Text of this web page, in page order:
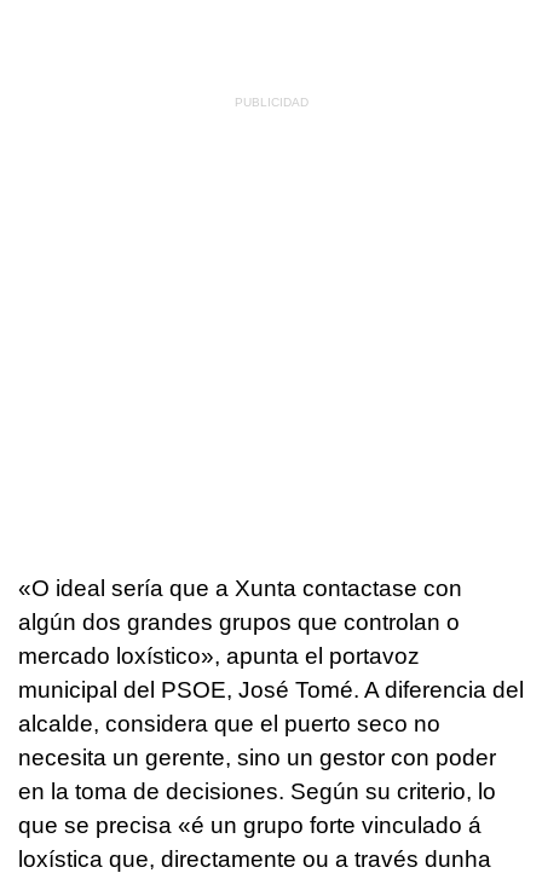
«O ideal sería que a Xunta contactase con
algún dos grandes grupos que controlan o
mercado loxístico», apunta el portavoz
municipal del PSOE, José Tomé. A diferencia del
alcalde, considera que el puerto seco no
necesita un gerente, sino un gestor con poder
en la toma de decisiones. Según su criterio, lo
que se precisa «é un grupo forte vinculado á
loxística que, directamente ou a través dunha